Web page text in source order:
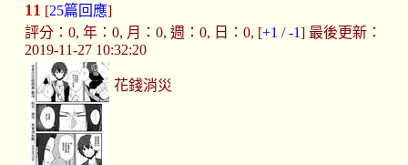
11 [25篇回應]
評分：0, 年：0, 月：0, 週：0, 日：0, [+1 /-1] 最後更新：
2019-11-27 10:32:20
花錢消災